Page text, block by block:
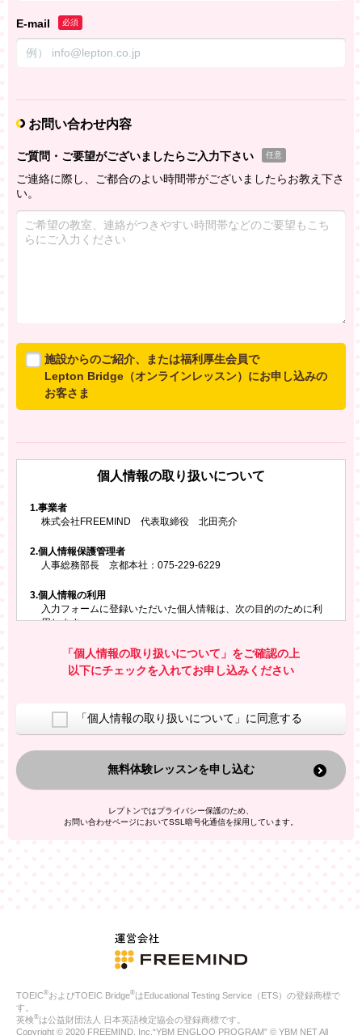
E-mail 必須
お問い合わせ内容
ご質問・ご要望がございましたらご入力下さい 任意
ご連絡に際し、ご都合のよい時間帯がございましたらお教え下さ
い。
施設からのご紹介、または福利厚生会員で
Lepton Bridge（オンラインレッスン）にお申し込みの
お客さま
いいたします。
※ご兄弟姉妹など複数でお申し込みの場合、お一人ず
所属施設名・会員番号またはクーポンコード
所属施設名
会員番号またはクーポンコード
個人情報の取り扱いについて
1.事業者
株式会社FREEMIND 代表取締役 北田亮介
2.個人情報保護管理者
人事総務部長 京都本社：075-229-6229
3.個人情報の利用
入力フォームに登録いただいた個人情報は、次の目的のために利
用します。
お問い合わせにお答えするため
レプトンのキャンペーンや新商品（新サービス）、新規開講教
室等をご案内するため
換した上で、広告・宣伝・販売促進活動に役立てること
上記の利用目的のために第三者へ提供すること
なお、この利用目的を超えた個人情報の取扱いは行いません。ま
た、これ以外の目的で個人情報を利用することはありません。
人情報を、本人が特定されないデータに不可逆変換した上で第三
者広告配信事業者においてマッチングを行い、その結果に基づい
ご本人の同意がある場合
法令に基づく場合
人の生命、身体または財産の保護のために必要がある場合であ
公衆衛生の向上または児童の健全な育成の推進のために特に必
合
「個人情報の取り扱いについて」をご確認の上
以下にチェックを入れてお申し込みください
「個人情報の取り扱いについて」に同意する
無料体験レッスンを申し込む
レプトンではプライバシー保護のため、
お問い合わせページにおいてSSL暗号化通信を採用しています。
TOEIC®およびTOEIC Bridge®はEducational Testing Service（ETS）の登録商標で
す。
英検®は公益財団法人 日本英語検定協会の登録商標です。
Copyright © 2020 FREEMIND, Inc.“YBM ENGLOO PROGRAM” © YBM NET All